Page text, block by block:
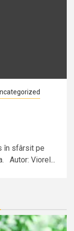
în sfârsit pe
Autor: Viorel...